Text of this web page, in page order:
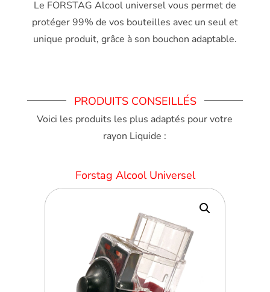
Le FORSTAG Alcool universel vous permet de
protéger 99% de vos bouteilles avec un seul et
unique produit, grâce à son bouchon adaptable.
PRODUITS CONSEILLÉS
Voici les produits les plus adaptés pour votre
rayon Liquide :
Forstag Alcool Universel